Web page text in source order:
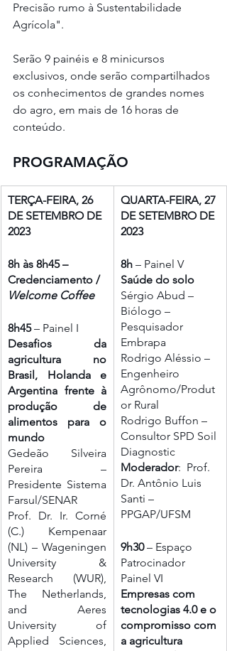
Precisão rumo à Sustentabilidade
Agrícola".
Serão 9 painéis e 8 minicursos
exclusivos, onde serão compartilhados
os conhecimentos de grandes nomes
do agro, em mais de 16 horas de
conteúdo.
PROGRAMAÇÃO
TERÇA-FEIRA, 26
DE SETEMBRO DE
2023
8h às 8h45 –
Credenciamento /
Welcome Coffee
8h45 – Painel I
Desafios da
agricultura no
Brasil, Holanda e
Argentina frente à
produção de
alimentos para o
mundo
Gedeão Silveira
Pereira –
Presidente Sistema
Farsul/SENAR
Prof. Dr. Ir. Corné
(C.) Kempenaar
(NL) – Wageningen
University &
Research (WUR),
The Netherlands,
and Aeres
University of
Applied Sciences,
QUARTA-FEIRA, 27
DE SETEMBRO DE
2023
8h – Painel V
Saúde do solo
Sérgio Abud –
Biólogo –
Pesquisador
Embrapa
Rodrigo Aléssio –
Engenheiro
Agrônomo/Produt
or Rural
Rodrigo Buffon –
Consultor SPD Soil
Diagnostic
Moderador:  Prof.
Dr. Antônio Luis
Santi –
PPGAP/UFSM
9h30 – Espaço
Patrocinador
Painel VI
Empresas com
tecnologias 4.0 e o
compromisso com
a agricultura